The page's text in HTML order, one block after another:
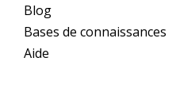
Blog
Bases de connaissances
Aide